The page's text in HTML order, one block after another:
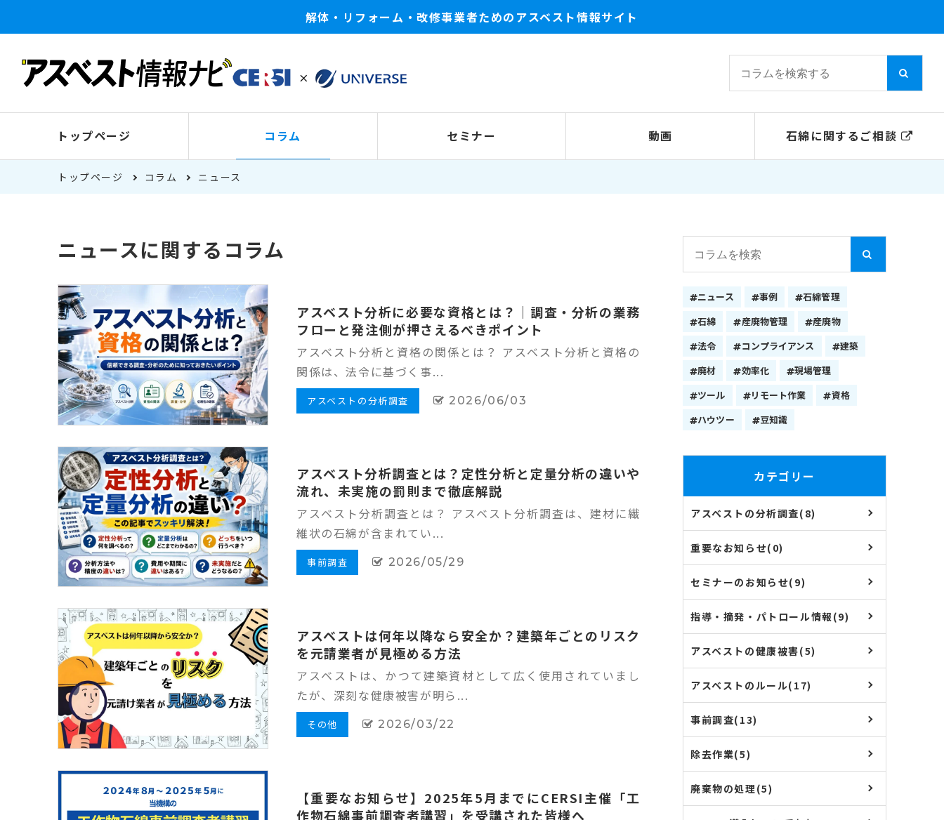
解体・リフォーム・改修事業者ためのアスベスト情報サイト
トップページ コラム セミナー 動画 石綿に関するご相談
トップページ コラム ニュース
ニュースに関するコラム
アスベスト分析に必要な資格とは？｜調査・分析の業務
フローと発注側が押さえるべきポイント
アスベスト分析と資格の関係とは？ アスベスト分析と資格の
関係は、法令に基づく事...
アスベストの分析調査 2026/06/03
アスベスト分析調査とは？定性分析と定量分析の違いや
流れ、未実施の罰則まで徹底解説
アスベスト分析調査とは？ アスベスト分析調査は、建材に繊
維状の石綿が含まれてい...
事前調査 2026/05/29
アスベストは何年以降なら安全か？建築年ごとのリスク
を元請業者が見極める方法
アスベストは、かつて建築資材として広く使用されていまし
たが、深刻な健康被害が明ら...
その他 2026/03/22
【重要なお知らせ】2025年5月までにCERSI主催「工
作物石綿事前調査者講習」を受講された皆様へ
ニュース 事例
石綿管理
石綿
産廃物管理
産廃物
法令
コンプライアンス
建築
廃材
効率化
現場管理
ツール
リモート作業
資格
ハウツー
豆知識
カテゴリー
アスベストの分析調査(8)
重要なお知らせ(0)
セミナーのお知らせ(9)
指導・摘発・パトロール情報(9)
アスベストの健康被害(5)
アスベストのルール(17)
事前調査(13)
除去作業(5)
廃棄物の処理(5)